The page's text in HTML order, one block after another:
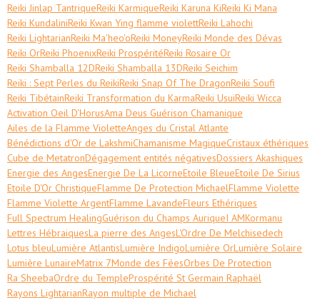
Reiki Jinlap TantriqueReiki KarmiqueReiki Karuna KiReiki Ki Mana
Reiki KundaliniReiki Kwan Ying flamme violettReiki Lahochi
Reiki LightarianReiki Ma'heo'oReiki MoneyReiki Monde des Dévas
Reiki OrReiki PhoenixReiki ProspéritéReiki Rosaire Or
Reiki Shamballa 12DReiki Shamballa 13DReiki Seichim
Reiki : Sept Perles du ReikiReiki Snap Of The DragonReiki Soufi
Reiki TibétainReiki Transformation du KarmaReiki UsuiReiki Wicca
Activation Oeil D'HorusAma Deus Guérison Chamanique
Ailes de la Flamme VioletteAnges du Cristal Atlante
Bénédictions d'Or de LakshmiChamanisme MagiqueCristaux éthériques
Cube de MetatronDégagement entités négativesDossiers Akashiques
Energie des AngesEnergie De La LicorneEtoile BleueEtoile De Sirius
Etoile D'Or ChristiqueFlamme De Protection MichaelFlamme Violette
Flamme Violette ArgentFlamme LavandeFleurs Ethériques
Full Spectrum HealingGuérison du Champs AuriqueI AMKormanu
Lettres HébraiquesLa pierre des AngesL'Ordre De Melchisedech
Lotus bleuLumière AtlantisLumière IndigoLumière OrLumière Solaire
Lumière LunaireMatrix 7Monde des FéesOrbes De Protection
Ra SheebaOrdre du TempleProspérité St Germain Raphaël
Rayons LightarianRayon multiple de Michael